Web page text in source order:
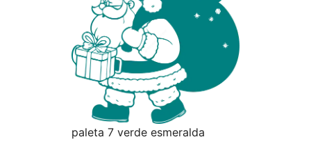
paleta 7 verde esmeralda